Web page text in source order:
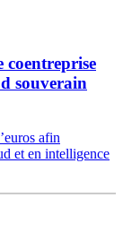
coentreprise
souverain
afin
et en intelligence